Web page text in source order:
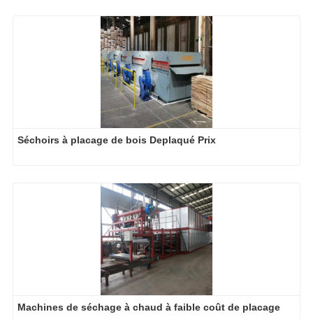
Séchoirs à placage de bois Deplaqué Prix
Machines de séchage à chaud à faible coût de placage